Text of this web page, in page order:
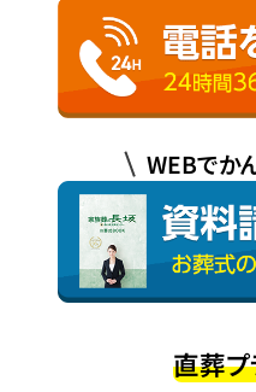
WEBでか
直葬プ